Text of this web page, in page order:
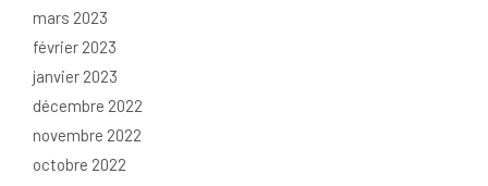
mars 2023
février 2023
janvier 2023
décembre 2022
novembre 2022
octobre 2022